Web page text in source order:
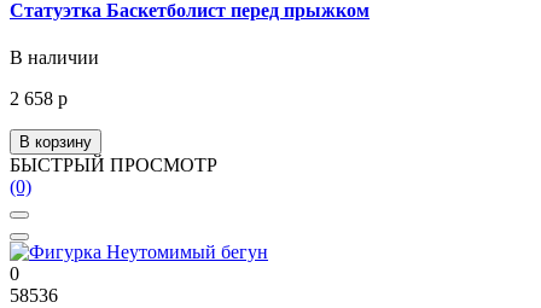
Статуэтка Баскетболист перед прыжком
В наличии
2 658 р
В корзину
БЫСТРЫЙ ПРОСМОТР
(0)
0
58536